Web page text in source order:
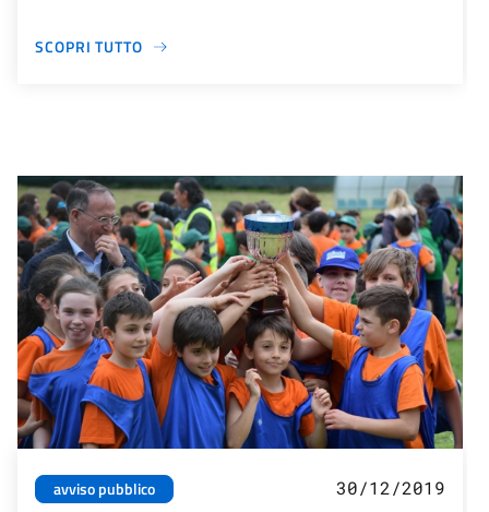
SCOPRI TUTTO
avviso pubblico 30/12/2019